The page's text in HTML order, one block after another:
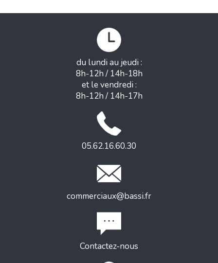
du lundi au jeudi :
8h-12h / 14h-18h
et le vendredi :
8h-12h / 14h-17h
05.62.16.60.30
commerciaux@bassi.fr
Contactez-nous